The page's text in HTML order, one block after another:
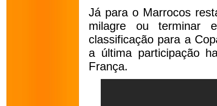
Já para o Marrocos
milagre ou terminar
classificação para a
a última participação
França.